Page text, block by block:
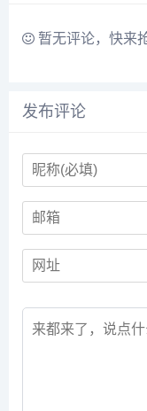
暂无评论，快来
发布评论